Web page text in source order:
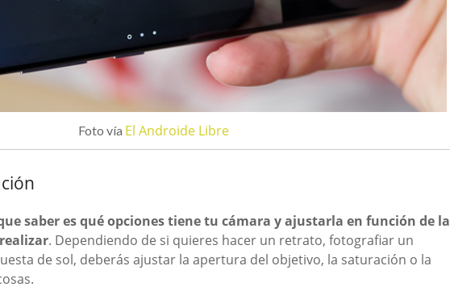
Foto vía El Androide Libre
saber es qué opciones tiene tu cámara y ajustarla en función de la
. Dependiendo de si quieres hacer un retrato, fotografiar un
de sol, deberás ajustar la apertura del objetivo, la saturación o la